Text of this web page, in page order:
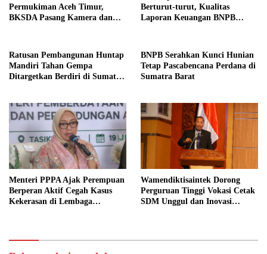
Permukiman Aceh Timur,
BKSDA Pasang Kamera dan
Berturut-turut, Kualitas
Laporan Keuangan BNPB
Ratusan Pembangunan Huntap
Mandiri Tahan Gempa
Ditargetkan Berdiri di Sumatra
BNPB Serahkan Kunci Hunian
Tetap Pascabencana Perdana di
Sumatra Barat
Menteri PPPA Ajak Perempuan
Berperan Aktif Cegah Kasus
Kekerasan di Lembaga
Wamendiktisaintek Dorong
Perguruan Tinggi Vokasi Cetak
SDM Unggul dan Inovasi